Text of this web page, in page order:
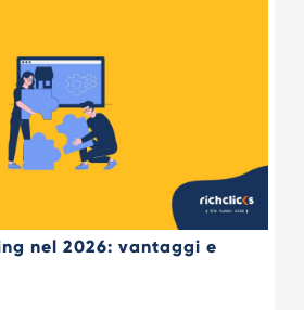
nel 2026: vantaggi e